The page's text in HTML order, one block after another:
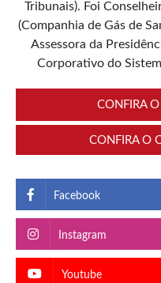
Tribunais). Foi
(Companhia de Gás de
Assessora da
Corporativo do
CONFIRA
CONFIRA O
Facebook
Instagram
Youtube